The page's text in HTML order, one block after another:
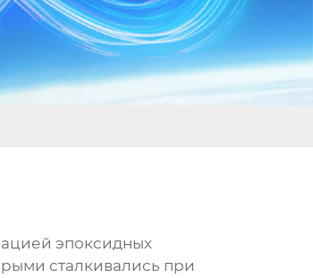
эпоксидных
сталкивались при